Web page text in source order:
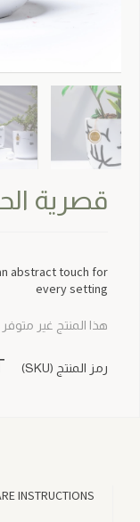
قصرية
abstract touch for
every setting
هذا المنتج غير
رمز المنتج (SKU)
INSTRUCTIONS